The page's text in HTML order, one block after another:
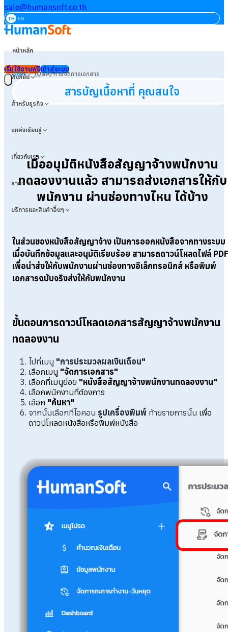
sale@humansoft.co.th
TH EN
หน้าหลัก
ฟังก์ชัน
สำหรับธุรกิจ
แหล่งเรียนรู้
เกี่ยวกับเรา
ราคา
บริการและสินค้าอื่นๆ
เริ่มใช้งานฟรีเข้าสู่ระบบ
Q&A>(Q&A) การจัดการเอกสาร
สารบัญเนื้อหาที่ คุณสนใจ
เมื่ออนุมัติหนังสือสัญญาจ้างพนักงาน
ทดลองงานแล้ว สามารถส่งเอกสารให้กับ
พนักงาน ผ่านช่องทางไหน ได้บ้าง
ในส่วนของหนังสือสัญญาจ้าง เป็นการออกหนังสือจากทางระบบ
เมื่อบันทึกข้อมูลและอนุมัติเรียบร้อย สามารถดาวน์โหลดไฟล์ PDF
เพื่อนำส่งให้กับพนักงานผ่านช่องทางอิเล็กทรอนิกส์ หรือพิมพ์
เอกสารฉบับจริงส่งให้กับพนักงาน
ขั้นตอนการดาวน์โหลดเอกสารสัญญาจ้างพนักงาน
ทดลองงาน
ไปที่เมนู "การประมวลผลเงินเดือน"
เลือกเมนู "จัดการเอกสาร"
เลือกที่เมนูย่อย "หนังสือสัญญาจ้างพนักงานทดลองงาน"
เลือกพนักงานที่ต้องการ
เลือก "ค้นหา"
จากนั้นเลือกที่ไอคอน รูปเครื่องพิมพ์ ท้ายรายการนั้น เพื่อ
ดาวน์โหลดหนังสือหรือพิมพ์หนังสือ